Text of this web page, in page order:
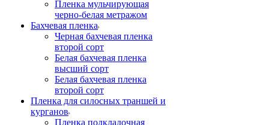
Пленка мульчирующая
черно-белая метражом
Бахчевая пленка
Черная бахчевая пленка
второй сорт
Белая бахчевая пленка
высший сорт
Белая бахчевая пленка
второй сорт
Пленка для силосных траншей и
курганов
Пленка подкладочная